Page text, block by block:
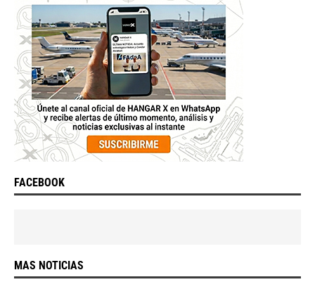
FACEBOOK
MAS NOTICIAS